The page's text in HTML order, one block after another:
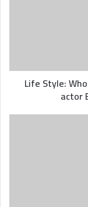
over
actor
dating
Life Style:
actor
UAE-